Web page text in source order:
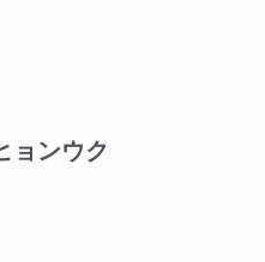
ョンウク